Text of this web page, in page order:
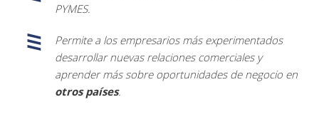
PYMES.
Permite a los empresarios más experimentados
desarrollar nuevas relaciones comerciales y
aprender más sobre oportunidades de negocio en
otros países.